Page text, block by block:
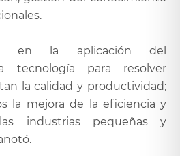
en la aplicación del
tecnología para resolver
la calidad y productividad;
la mejora de la eficiencia y
industrias pequeñas y